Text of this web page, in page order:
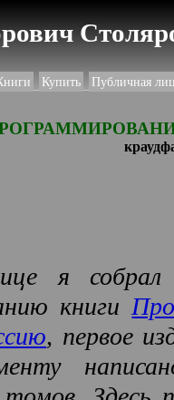
Купить Публичная
я собрал
книги
, первое